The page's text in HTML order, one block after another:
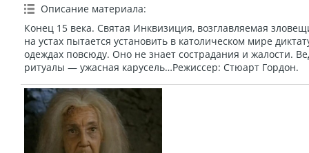
Описание материала:
Конец 15 века. Святая Инквизиция, возглавляемая
на устах пытается установить в католическом мире
одеждах повсюду. Оно не знает сострадания и жалости.
ритуалы — ужасная карусель…Режиссер: Стюарт Гордон.